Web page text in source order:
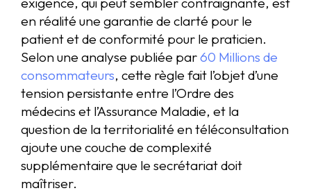
en réalité une garantie de clarté pour le
patient et de conformité pour le praticien.
Selon une analyse publiée par60 Millions de
consommateurs, cette règle fait l’objet d’une
tension persistante entre l’Ordre des
médecins et l’Assurance Maladie, et la
question de la territorialité en téléconsultation
ajoute une couche de complexité
supplémentaire que le secrétariat doit
maîtriser.